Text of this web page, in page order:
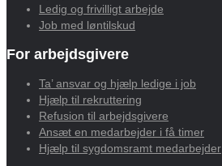
Ledig og frivilligt arbejde
Job med løntilskud
For arbejdsgivere
Ta’ ansvar og hjælp ledige i job
Hjælp til rekruttering
Refusion til arbejdsgivere
Ansæt en medarbejder i få timer
Hjælp til sygdomsramt medarbejder